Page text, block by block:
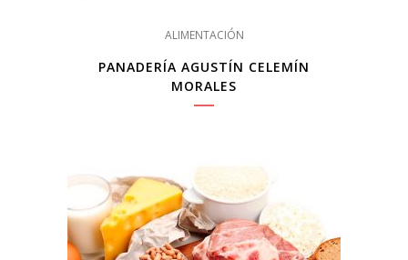
ALIMENTACIÓN
PANADERÍA AGUSTÍN CELEMÍN
MORALES